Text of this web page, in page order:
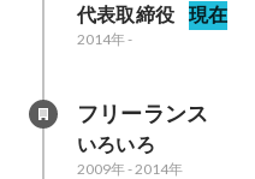
代表取締役 現在
2014年-
フリーランス
いろいろ
2009年-2014年